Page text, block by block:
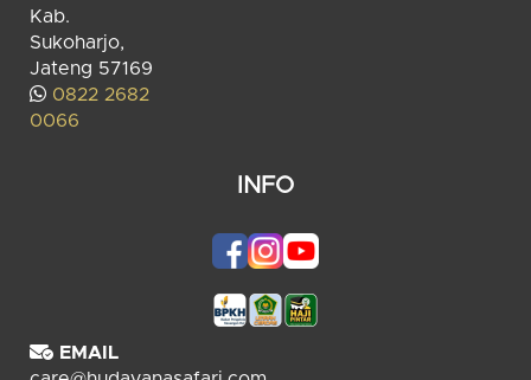
Kab.
Sukoharjo,
Jateng 57169
0822 2682
0066
INFO
EMAIL